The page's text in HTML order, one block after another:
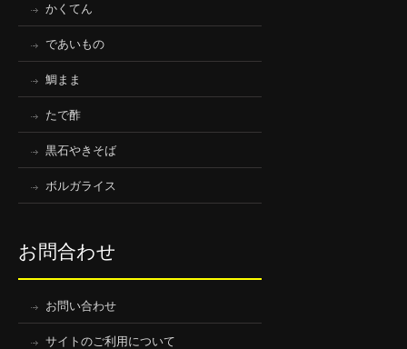
かくてん
であいもの
鯛まま
たで酢
黒石やきそば
ボルガライス
お問合わせ
お問い合わせ
サイトのご利用について